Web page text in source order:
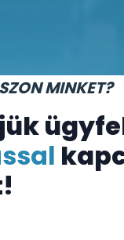
MINKET?